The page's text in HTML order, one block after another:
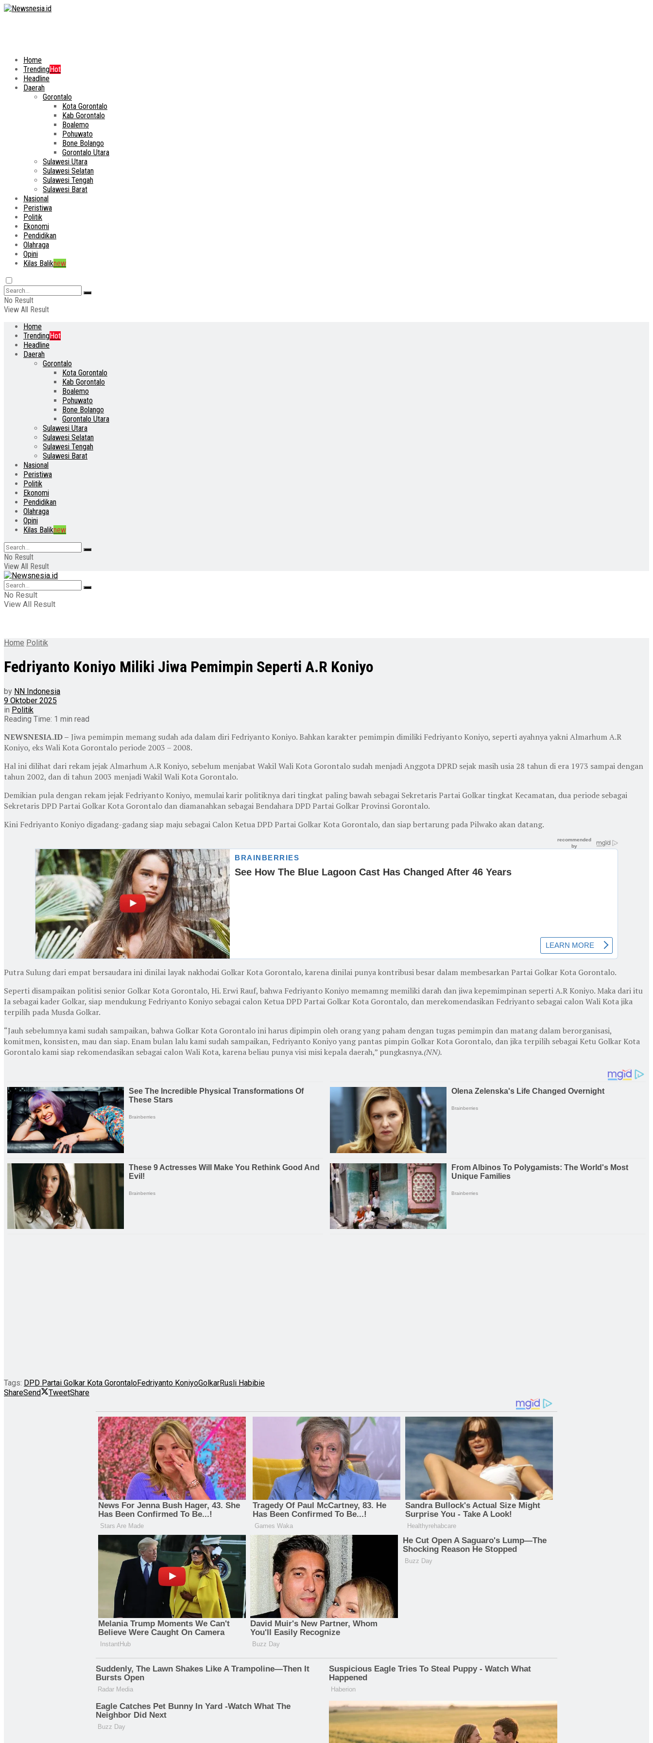
Home
TrendingHot
Headline
Daerah
Gorontalo
Kota Gorontalo
Kab Gorontalo
Boalemo
Pohuwato
Bone Bolango
Gorontalo Utara
Sulawesi Utara
Sulawesi Selatan
Sulawesi Tengah
Sulawesi Barat
Nasional
Peristiwa
Politik
Ekonomi
Pendidikan
Olahraga
Opini
Kilas Baliknew
No Result
View All Result
Home
TrendingHot
Headline
Daerah
Gorontalo
Kota Gorontalo
Kab Gorontalo
Boalemo
Pohuwato
Bone Bolango
Gorontalo Utara
Sulawesi Utara
Sulawesi Selatan
Sulawesi Tengah
Sulawesi Barat
Nasional
Peristiwa
Politik
Ekonomi
Pendidikan
Olahraga
Opini
Kilas Baliknew
No Result
View All Result
No Result
View All Result
Home Politik
Fedriyanto Koniyo Miliki Jiwa Pemimpin Seperti A.R Koniyo
by NN Indonesia
9 Oktober 2025
in Politik
Reading Time: 1 min read
NEWSNESIA.ID – Jiwa pemimpin memang sudah ada dalam diri Fedriyanto Koniyo. Bahkan karakter pemimpin dimiliki Fedriyanto Koniyo, seperti ayahnya yakni Almarhum A.R
Koniyo, eks Wali Kota Gorontalo periode 2003 – 2008.
Hal ini dilihat dari rekam jejak Almarhum A.R Koniyo, sebelum menjabat Wakil Wali Kota Gorontalo sudah menjadi Anggota DPRD sejak masih usia 28 tahun di era 1973 sampai dengan
tahun 2002, dan di tahun 2003 menjadi Wakil Wali Kota Gorontalo.
Demikian pula dengan rekam jejak Fedriyanto Koniyo, memulai karir politiknya dari tingkat paling bawah sebagai Sekretaris Partai Golkar tingkat Kecamatan, dua periode sebagai
Sekretaris DPD Partai Golkar Kota Gorontalo dan diamanahkan sebagai Bendahara DPD Partai Golkar Provinsi Gorontalo.
Kini Fedriyanto Koniyo digadang-gadang siap maju sebagai Calon Ketua DPD Partai Golkar Kota Gorontalo, dan siap bertarung pada Pilwako akan datang.
Putra Sulung dari empat bersaudara ini dinilai layak nakhodai Golkar Kota Gorontalo, karena dinilai punya kontribusi besar dalam membesarkan Partai Golkar Kota Gorontalo.
Seperti disampaikan politisi senior Golkar Kota Gorontalo, Hi. Erwi Rauf, bahwa Fedriyanto Koniyo memamng memiliki darah dan jiwa kepemimpinan seperti A.R Koniyo. Maka dari itu
Ia sebagai kader Golkar, siap mendukung Fedriyanto Koniyo sebagai calon Ketua DPD Partai Golkar Kota Gorontalo, dan merekomendasikan Fedriyanto sebagai calon Wali Kota jika
terpilih pada Musda Golkar.
“Jauh sebelumnya kami sudah sampaikan, bahwa Golkar Kota Gorontalo ini harus dipimpin oleh orang yang paham dengan tugas pemimpin dan matang dalam berorganisasi,
komitmen, konsisten, mau dan siap. Enam bulan lalu kami sudah sampaikan, Fedriyanto Koniyo yang pantas pimpin Golkar Kota Gorontalo, dan jika terpilih sebagai Ketu Golkar Kota
Gorontalo kami siap rekomendasikan sebagai calon Wali Kota, karena beliau punya visi misi kepala daerah,” pungkasnya.(NN).
Tags: DPD Partai Golkar Kota GorontaloFedriyanto KoniyoGolkarRusli Habibie
ShareSend TweetShare